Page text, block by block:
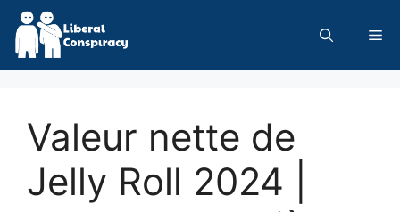
Skip
content
Valeur nette de
Jelly Roll 2024 |